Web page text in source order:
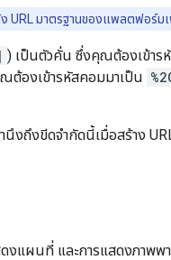
ง URL มาตรฐานของแพลตฟอร์ม
| ) เป็นตัวคั่น ซึ่งคุณต้องเข้าร
ต้องเข้ารหัสคอมมาเป็น
นึงถึงขีดจำกัดนี้เมื่อสร้าง
งแผนที่ และการแสดงภาพ